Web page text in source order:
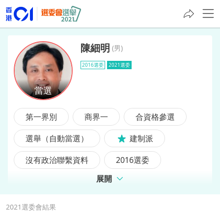
陳細明
陳細明 (男)
2016選委 2021選委
第一界別 商界一
合資格參選
選舉（自動當選）
建制派
沒有政治聯繫資料
2016選委
展開
2021選委會結果